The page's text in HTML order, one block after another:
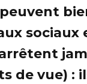
sociaux
de vue) :